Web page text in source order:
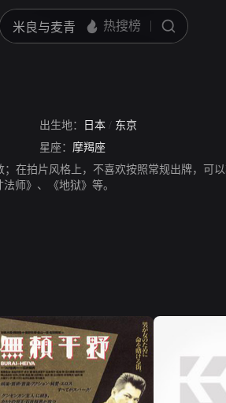
出生地： 日本 / 东京
星座： 摩羯座
在拍片风格上，不喜欢按照常规出牌，可
师》、《地狱》等。